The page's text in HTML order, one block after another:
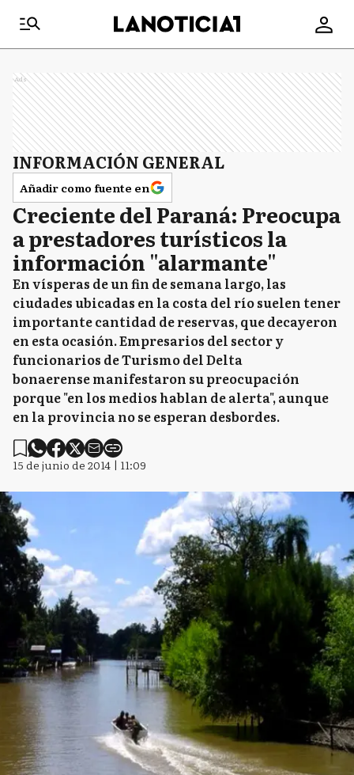
Ads
INFORMACIÓN GENERAL
Añadir como fuente en
Creciente del Paraná: Preocupa
a prestadores turísticos la
información "alarmante"
En vísperas de un fin de semana largo, las
ciudades ubicadas en la costa del río suelen tener
importante cantidad de reservas, que decayeron
en esta ocasión. Empresarios del sector y
funcionarios de Turismo del Delta
bonaerense manifestaron su preocupación
porque "en los medios hablan de alerta", aunque
en la provincia no se esperan desbordes.
15 de junio de 2014 | 11:09